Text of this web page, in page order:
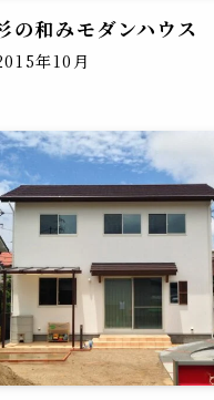
の和みモダンハウス
年10月